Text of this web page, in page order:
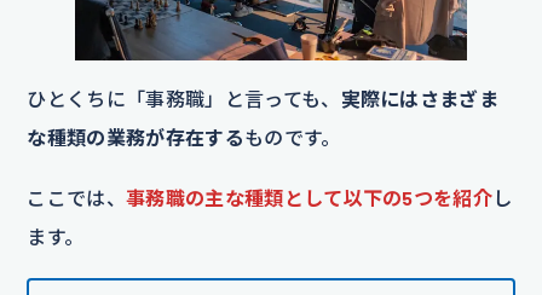
ひとくちに「事務職」と言っても、 実際にはさまざま
な種類の業務が存在するものです。
ここでは、 事務職の主な種類として以下の5つを紹介 し
ます。